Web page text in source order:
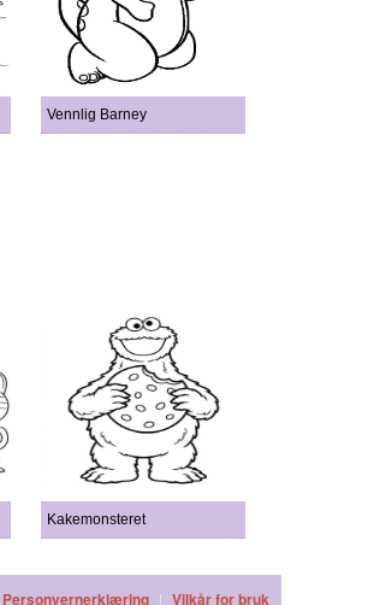
Vennlig Barney
Kakemonsteret
Personvernerklæring | Vilkår for bruk